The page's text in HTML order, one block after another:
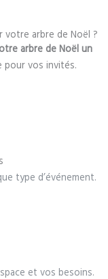
votre arbre de Noël ?
arbre de Noël un
pour vos invités.
type d’événement.
et vos besoins.